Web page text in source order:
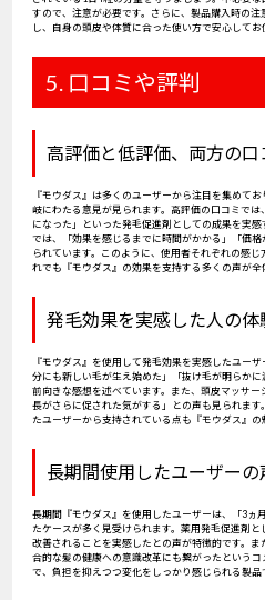
すので、注意が必要です。さらに、製品購入時の
し、自身の頭皮や体質に合った使い方で安心してお
5. 口コミや評判
高評価と低評価、両方の
『モウダス』は多くのユーザーから注目を集めて
岐にわたる意見が見られます。高評価の口コミで
になった」といった発毛促進剤としての成果を実
では、「効果を感じるまでに時間がかかる」「価
られています。このように、使用者それぞれの感
れでも『モウダス』の効果を支持する多くの声が全
発毛効果を実感した人の体
『モウダス』を使用して発毛効果を実感したユー
分にも新しい毛が生え始めた」「抜け毛が明らか
前向きな感想を述べています。また、頭皮マッサ
長がさらに促された気がする」との声も見られま
たユーザーから支持されている点も『モウダス』の
長期間使用したユーザーの
長期間『モウダス』を使用したユーザーは、「3ヵ
たケースが多く見受けられます。薬用発毛促進剤
改善されることを実感したとの声が特徴的です。
合的な髪の健康への意識改革にも繋がったという
で、負担を抑えつつ変化をしっかり感じられる製品